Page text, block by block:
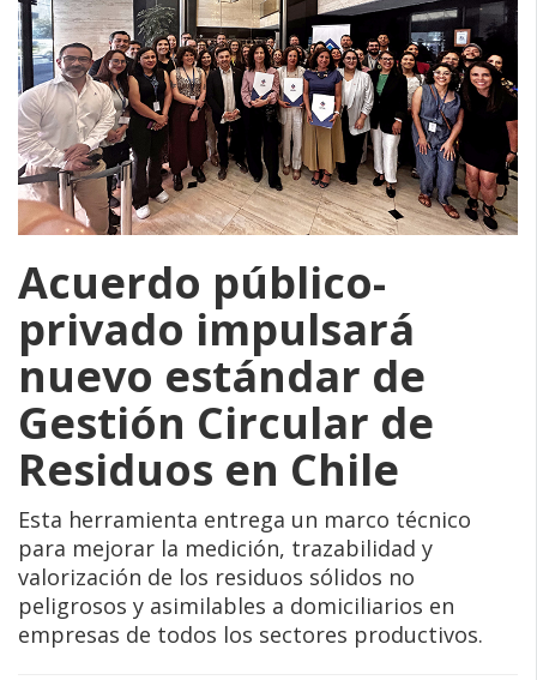
Acuerdo público-
privado impulsará
nuevo estándar de
Gestión Circular de
Residuos en Chile
Esta herramienta entrega un marco técnico
para mejorar la medición, trazabilidad y
valorización de los residuos sólidos no
peligrosos y asimilables a domiciliarios en
empresas de todos los sectores productivos.